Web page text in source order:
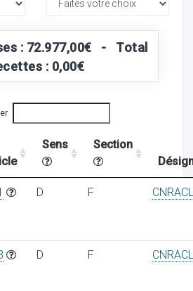
: 72.977,00€ - Total
: 0,00€
Sens
Section
D F CNRACL
D F CNRACL